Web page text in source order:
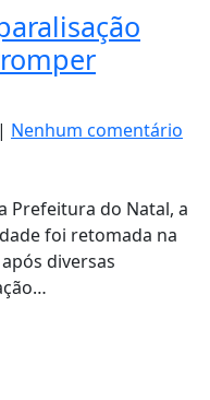
Nenhum comentário
Prefeitura do Natal, a
foi retomada na
diversas